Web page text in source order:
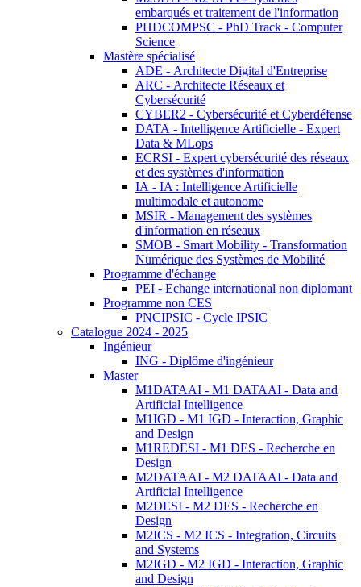
embarqués et traitement de l'information
PHDCOMPSC - PhD Track - Computer
Science
Mastère spécialisé
ADE - Architecte Digital d'Entreprise
ARC - Architecte Réseaux et
Cybersécurité
CYBER2 - Cybersécurité et Cyberdéfense
DATA - Intelligence Artificielle - Expert
Data & MLops
ECRSI - Expert cybersécurité des réseaux
et des systèmes d'information
IA - IA : Intelligence Artificielle
multimodale et autonome
MSIR - Management des systèmes
d'information en réseaux
SMOB - Smart Mobility - Transformation
Numérique des Systèmes de Mobilité
Programme d'échange
PEI - Echange international non diplomant
Programme non CES
PNCIPSIC - Cycle IPSIC
Catalogue 2024 - 2025
Ingénieur
ING - Diplôme d'ingénieur
Master
M1DATAAI - M1 DATAAI - Data and
Artificial Intelligence
M1IGD - M1 IGD - Interaction, Graphic
and Design
M1REDESI - M1 DES - Recherche en
Design
M2DATAAI - M2 DATAAI - Data and
Artificial Intelligence
M2DESI - M2 DES - Recherche en
Design
M2ICS - M2 ICS - Integration, Circuits
and Systems
M2IGD - M2 IGD - Interaction, Graphic
and Design